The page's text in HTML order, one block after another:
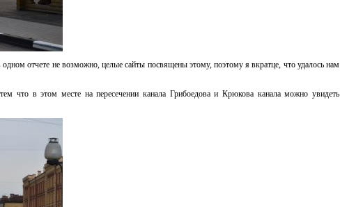
отчете не возможно, целые сайты посвящены этому, поэтому я вкратце, что удалось нам
что в этом месте на пересечении канала Грибоедова и Крюкова канала можно увидеть